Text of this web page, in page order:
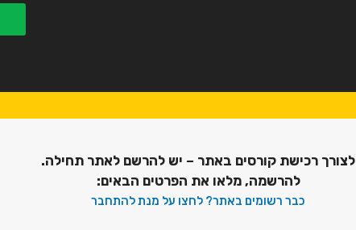
לצורך רכישת קורסים באתר – יש להרשם לאתר תחילה.
להרשמה, מלאו את הפרטים הבאים:
כבר רשומים באתר? לחצו על מנת להתחבר